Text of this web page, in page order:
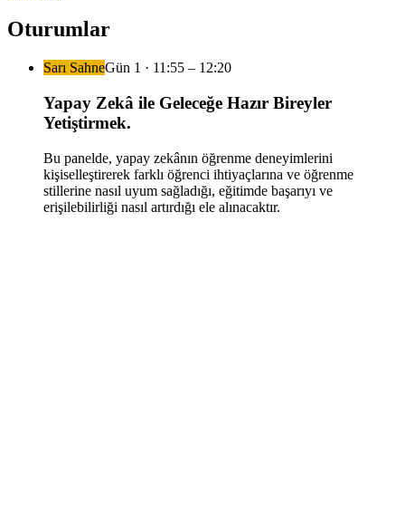
Oturumlar
Sarı SahneGün 1 · 11:55 – 12:20
Yapay Zekâ ile Geleceğe Hazır Bireyler
Yetiştirmek.
Bu panelde, yapay zekânın öğrenme deneyimlerini
kişiselleştirerek farklı öğrenci ihtiyaçlarına ve öğrenme
stillerine nasıl uyum sağladığı, eğitimde başarıyı ve
erişilebilirliği nasıl artırdığı ele alınacaktır.